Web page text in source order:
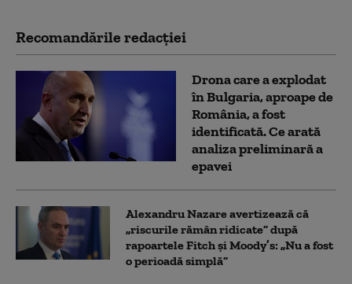
Recomandările redacţiei
Drona care a explodat
în Bulgaria, aproape de
România, a fost
identificată. Ce arată
analiza preliminară a
epavei
Alexandru Nazare avertizează că
„riscurile rămân ridicate” după
rapoartele Fitch și Moody’s: „Nu a fost
o perioadă simplă”